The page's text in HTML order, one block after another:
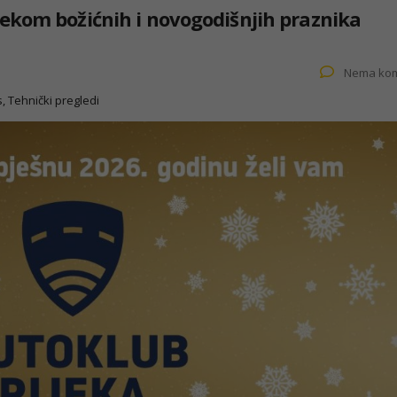
božićnih i novogodišnjih praznika
Tehnički pregledi
Nema